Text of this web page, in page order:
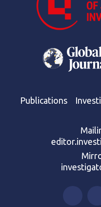
Publications